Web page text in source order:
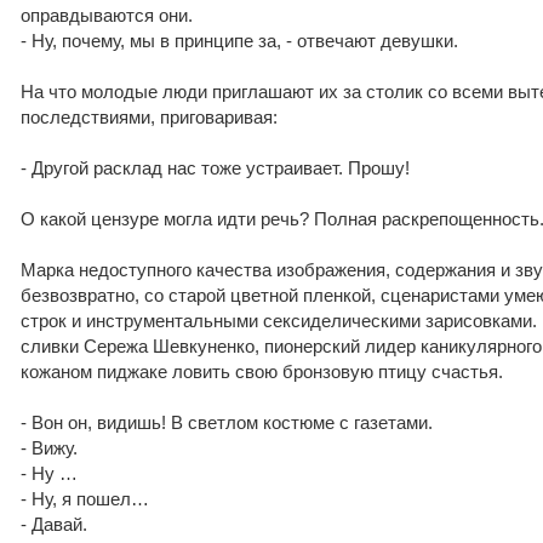
оправдываются они.
- Ну, почему, мы в принципе за, - отвечают девушки.
На что молодые люди приглашают их за столик со всеми
последствиями, приговаривая:
- Другой расклад нас тоже устраивает. Прошу!
О какой цензуре могла идти речь? Полная раскрепощенность.
Марка недоступного качества изображения, содержания и
безвозвратно, со старой цветной пленкой, сценаристами
строк и инструментальными сексиделическими
сливки Сережа Шевкуненко, пионерский лидер
кожаном пиджаке ловить свою бронзовую птицу счастья.
- Вон он, видишь! В светлом костюме с газетами.
- Вижу.
- Ну …
- Ну, я пошел…
- Давай.